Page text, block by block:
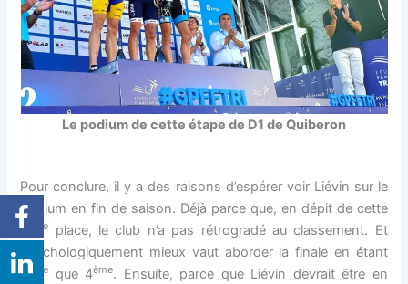
Le podium de cette étape de D1 de Quiberon
Pour conclure, il y a des raisons d’espérer voir Liévin sur le
podium en fin de saison. Déjà parce que, en dépit de cette
5
ème
place, le club n’a pas rétrogradé au classement. Et
psychologiquement mieux vaut aborder la finale en étant
3 ème que 4ème. Ensuite, parce que Liévin devrait être en